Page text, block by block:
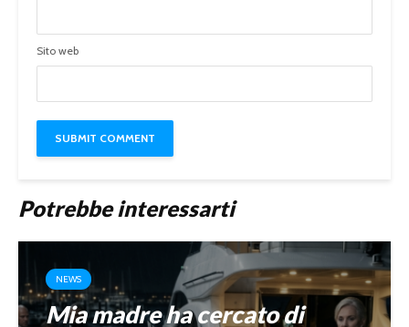
Sito web
Potrebbe interessarti
NEWS
Mia madre ha cercato di